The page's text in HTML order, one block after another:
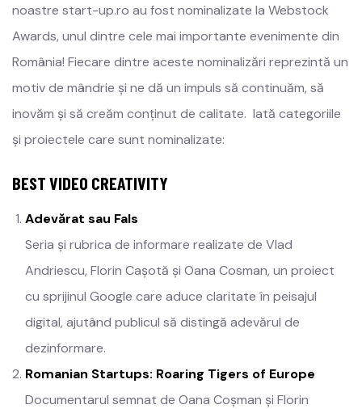
noastre start-up.ro au fost nominalizate la Webstock
Awards, unul dintre cele mai importante evenimente din
România! Fiecare dintre aceste nominalizări reprezintă un
motiv de mândrie și ne dă un impuls să continuăm, să
inovăm și să creăm conținut de calitate. Iată categoriile
și proiectele care sunt nominalizate:
BEST VIDEO CREATIVITY
Adevărat sau Fals
Seria și rubrica de informare realizate de Vlad
Andriescu, Florin Cașotă și Oana Cosman, un proiect
cu sprijinul Google care aduce claritate în peisajul
digital, ajutând publicul să distingă adevărul de
dezinformare.
Romanian Startups: Roaring Tigers of Europe
Documentarul semnat de Oana Coșman și Florin